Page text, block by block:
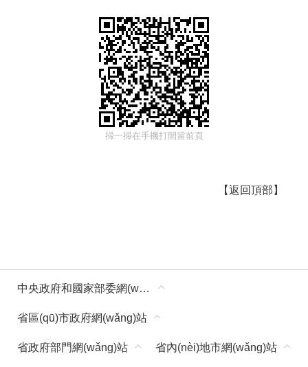
掃一掃在手機打開當前頁
【返回頂部 】
中央政府和國家部委網(wǎng)站
省區(qū)市政府網(wǎng)站
省政府部門網(wǎng)站 省內(nèi)地市網(wǎng)站